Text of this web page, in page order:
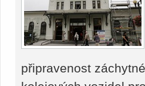
připravenost